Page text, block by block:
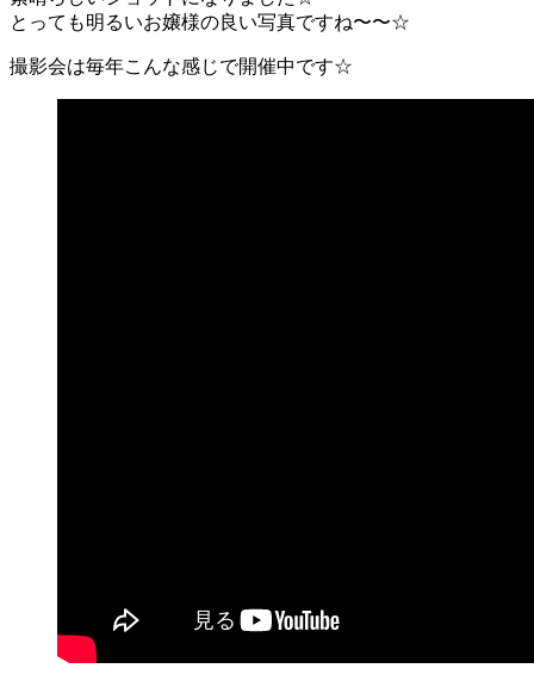
とっても明るいお嬢様の良い写真ですね〜〜☆
撮影会は毎年こんな感じで開催中です☆